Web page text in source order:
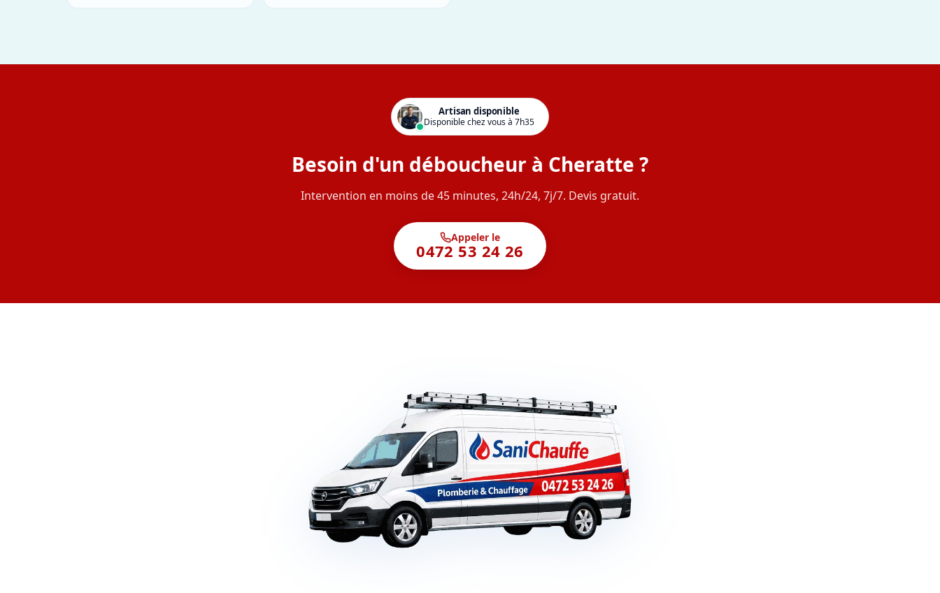
Artisan disponible
Disponible chez vous à 7h35
Besoin d'un déboucheur à Cheratte ?
Intervention en moins de 45 minutes, 24h/24, 7j/7. Devis gratuit.
Appeler le
0472 53 24 26